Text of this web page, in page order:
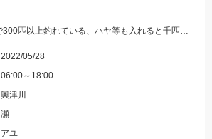
解禁日から4回目の釣行で300匹以上釣れている、ハヤ等も入れると千匹、手返し大変
2022/05/28
06:00～18:00
興津川
瀬
アユ